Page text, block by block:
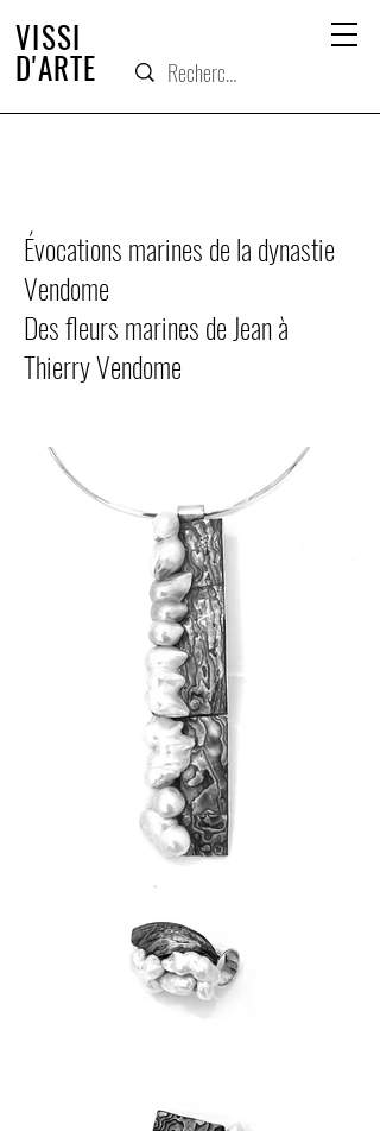
D'ARTE
VISSI
Évocations marines de la dynastie
Vendome
Des fleurs marines de Jean à
Thierry Vendome